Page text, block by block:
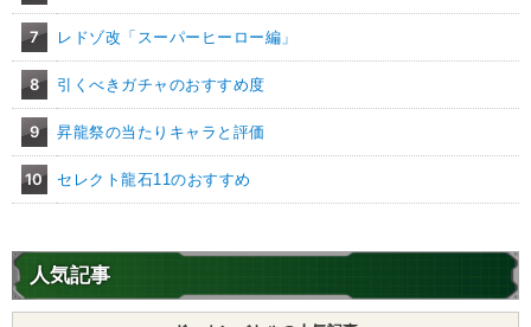
鶴仙人
2.0
【発動リンク効果】
・ ATK+15%
【一致するリンクスキル(
鶴仙流
不思議な大冒険
【一致するカテゴリー(
地球育ちの戦士
・気力+3
7 レドゾ改「スーパーヒーロー編」
8 引くべきガチャのおすすめ度
9 昇龍祭の当たりキャラと評価
10 セレクト龍石11のおすすめ
人気記事